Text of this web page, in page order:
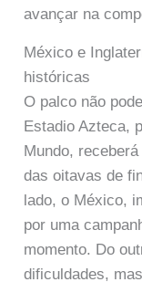
avançar na
México e
históricas
O palco não
Estadio Azteca,
Mundo,
das oitavas de
lado, o México,
por uma
momento. Do
dificuldades,